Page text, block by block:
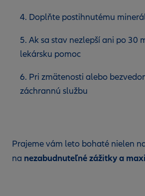
4. Doplňte postihnutému
5. Ak sa stav nezlepší ani po 30
lekársku pomoc
6. Pri zmätenosti alebo
záchrannú službu
Prajeme vám leto bohaté nielen
na nezabudnuteľné zážitky a